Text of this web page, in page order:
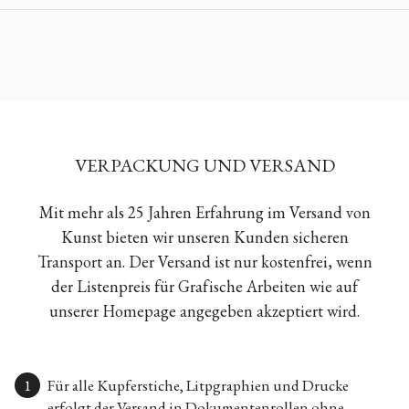
VERPACKUNG UND VERSAND
Mit mehr als 25 Jahren Erfahrung im Versand von
Kunst bieten wir unseren Kunden sicheren
Transport an. Der Versand ist nur kostenfrei, wenn
der Listenpreis für Grafische Arbeiten wie auf
unserer Homepage angegeben akzeptiert wird.
Für alle Kupferstiche, Litpgraphien und Drucke